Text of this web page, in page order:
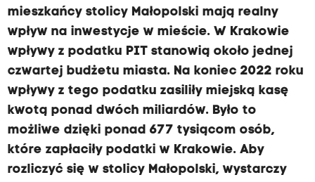
mieszkańcy stolicy Małopolski mają realny
wpływ na inwestycje w mieście. W Krakowie
wpływy z podatku PIT stanowią około jednej
czwartej budżetu miasta. Na koniec 2022 roku
wpływy z tego podatku zasiliły miejską kasę
kwotą ponad dwóch miliardów. Było to
możliwe dzięki ponad 677 tysiącom osób,
które zapłaciły podatki w Krakowie. Aby
rozliczyć się w stolicy Małopolski, wystarczy